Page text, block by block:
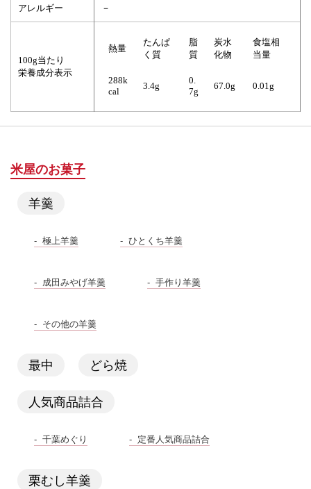
アレルギー －
100g当たり
栄養成分表示
熱量
たんぱ
く質
脂
質
炭水
化物
食塩相
当量
288k
cal
3.4g
0.
7g
67.0g 0.01g
米屋のお菓子
羊羹
極上羊羹 ひとくち羊羹
成田みやげ羊羹 手作り羊羹
その他の羊羹
最中 どら焼
人気商品詰合
千葉めぐり 定番人気商品詰合
栗むし羊羹